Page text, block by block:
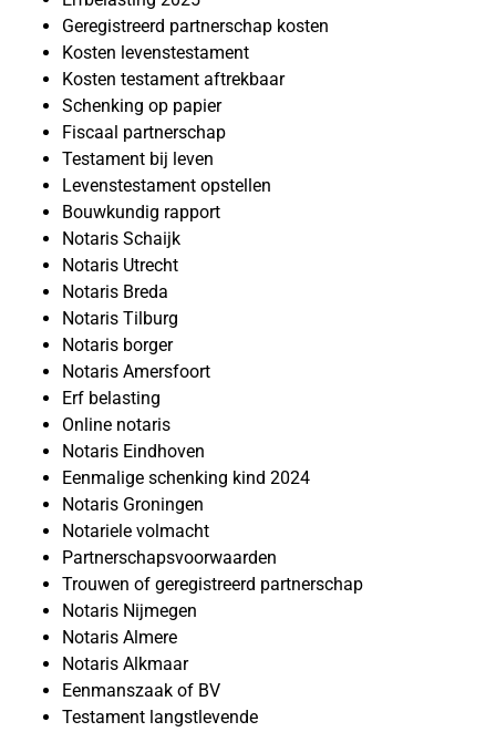
Geregistreerd partnerschap kosten
Kosten levenstestament
Kosten testament aftrekbaar
Schenking op papier
Fiscaal partnerschap
Testament bij leven
Levenstestament opstellen
Bouwkundig rapport
Notaris Schaijk
Notaris Utrecht
Notaris Breda
Notaris Tilburg
Notaris borger
Notaris Amersfoort
Erf belasting
Online notaris
Notaris Eindhoven
Eenmalige schenking kind 2024
Notaris Groningen
Notariele volmacht
Partnerschapsvoorwaarden
Trouwen of geregistreerd partnerschap
Notaris Nijmegen
Notaris Almere
Notaris Alkmaar
Eenmanszaak of BV
Testament langstlevende